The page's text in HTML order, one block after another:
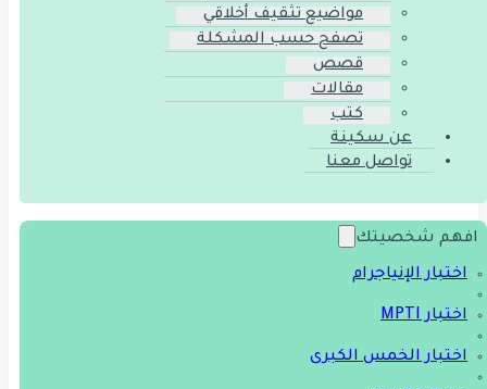
مواضيع تثقيف أخلاقي
تصفح حسب المشكلة
قصص
مقالات
كتب
عن سكينة
تواصل معنا
افهم شخصيتك
اختبار الإنياجرام
اختبار MPTI
اختبار الخمس الكبرى